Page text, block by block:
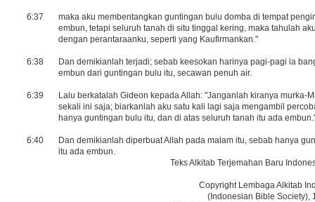
6:37
maka aku membentangkan guntingan bulu domba di tempat
embun, tetapi seluruh tanah di situ tinggal kering, maka tahulah
dengan perantaraanku, seperti yang Kaufirmankan."
6:38
Dan demikianlah terjadi; sebab keesokan harinya pagi-pagi ia
embun dari guntingan bulu itu, secawan penuh air.
6:39
Lalu berkatalah Gideon kepada Allah: "Janganlah kiranya murka-
sekali ini saja; biarkanlah aku satu kali lagi saja mengambil
hanya guntingan bulu itu, dan di atas seluruh tanah itu ada
6:40
Dan demikianlah diperbuat Allah pada malam itu, sebab hanya
itu ada embun.
Teks Alkitab Terjemahan Baru
Copyright Lembaga Alkitab
(Indonesian Bible Society),